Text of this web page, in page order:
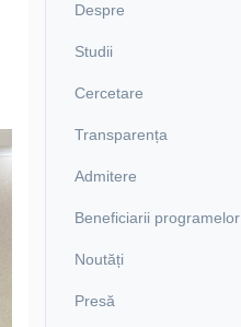
Despre
Studii
Cercetare
Transparența
Admitere
Beneficiarii programelor
Noutăți
Presă